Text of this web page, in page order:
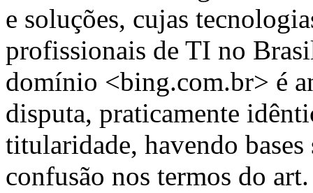
e soluções, cujas
profissionais de TI no
domínio <bing.com.br> é
disputa, praticamente
titularidade, havendo
confusão nos termos do